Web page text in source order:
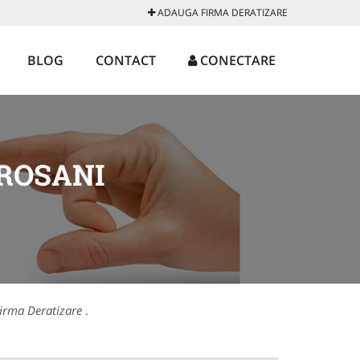
ADAUGA FIRMA DERATIZARE
BLOG CONTACT CONECTARE
Deratizare .